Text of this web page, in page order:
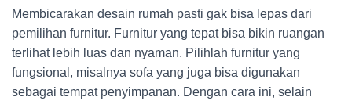
Membicarakan desain rumah pasti gak bisa lepas dari
pemilihan furnitur. Furnitur yang tepat bisa bikin ruangan
terlihat lebih luas dan nyaman. Pilihlah furnitur yang
fungsional, misalnya sofa yang juga bisa digunakan
sebagai tempat penyimpanan. Dengan cara ini, selain